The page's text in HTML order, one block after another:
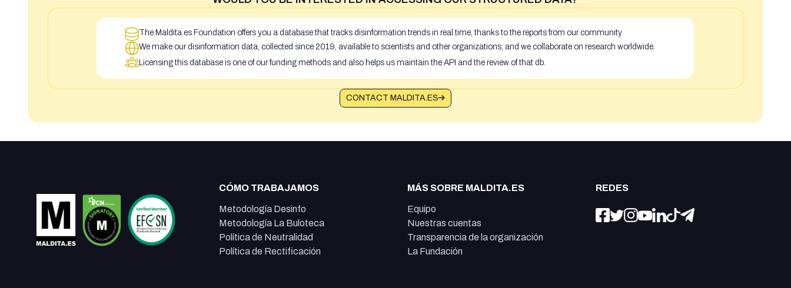
The Maldita.es Foundation offers you a database that tracks disinformation trends in real time, thanks to the reports from our community
We make our disinformation data, collected since 2019, available to scientists and other organizations, and we collaborate on research worldwide.
Licensing this database is one of our funding methods and also helps us maintain the API and the review of that db.
CONTACT MALDITA.ES
CÓMO TRABAJAMOS
Metodología Desinfo
Metodología La Buloteca
Política de Neutralidad
Política de Rectificación
MÁS SOBRE MALDITA.ES
Equipo
Nuestras cuentas
Transparencia de la organización
La Fundación
REDES